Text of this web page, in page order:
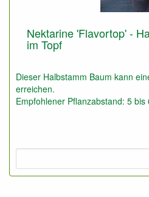
Nektarine 'Flavortop' -
im Topf
Dieser Halbstamm Baum kann
erreichen.
Empfohlener Pflanzabstand: 5 bis